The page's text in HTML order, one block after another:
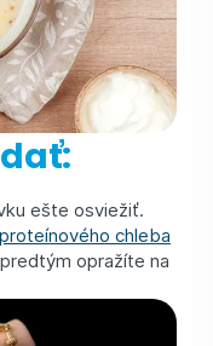
ešte osviežiť.
proteínového chleba
predtým opražíte na